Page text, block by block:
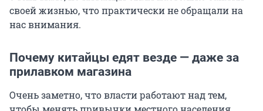
своей жизнью, что практически не обращали на
нас внимания.
Почему китайцы едят везде — даже за
прилавком магазина
Очень заметно, что власти работают над тем,